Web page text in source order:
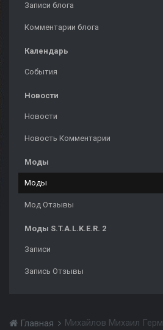
Записи блога
Комментарии блога
Календарь
События
Новости
Новости
Новость Комментарии
Моды
Моды
Мод Отзывы
Моды S.T.A.L.K.E.R. 2
Записи
Запись Отзывы
Главная Михайлов Михаил Герм